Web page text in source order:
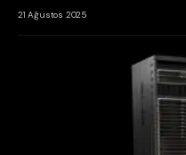
21 Ağustos 2025